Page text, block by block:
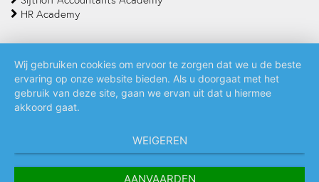
HR Academy
Algemene voorwaarden Privacy policy Cookie statement
Wij gebruiken cookies om ervoor te zorgen dat we u de beste
ervaring op onze website bieden. Als u doorgaat met het
gebruik van deze site, gaan we ervan uit dat u hiermee
akkoord gaat.
WEIGEREN
AANVAARDEN